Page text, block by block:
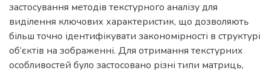
застосування методів текстурного аналізу для
виділення ключових характеристик, що дозволяють
більш точно ідентифікувати закономірності в структурі
об’єктів на зображенні. Для отримання текстурних
особливостей було застосовано різні типи матриць,